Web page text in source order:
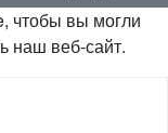
чтобы вы могли
наш веб-сайт.